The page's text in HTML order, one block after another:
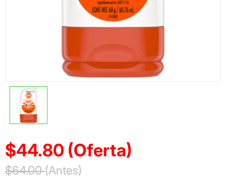
$44.80 (Oferta)
Precio reducido de
$64.00(Antes)